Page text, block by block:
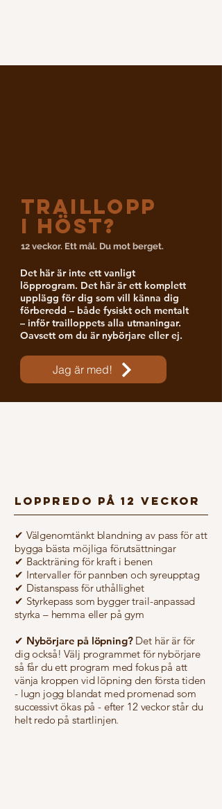
TRAILLOPP
I HÖST?
12 veckor. Ett mål. Du mot berget.
Jag är med!
Det här är inte ett vanligt
löpprogram. Det här är ett komplett
upplägg för dig som vill känna dig
förberedd – både fysiskt och mentalt
– inför trailloppets alla utmaningar.
Oavsett om du är nybörjare eller ej.
LOPPREDO PÅ 12 VECKOR
✔ Välgenomtänkt blandning av pass för att
bygga bästa möjliga förutsättningar
✔ Backträning för kraft i benen
✔ Intervaller för pannben och syreupptag
✔ Distanspass för uthållighet
✔ Styrkepass som bygger trail-anpassad
styrka – hemma eller på gym
✔ Nybörjare på löpning?Det här är för
dig också! Välj programmet för nybörjare
så får du ett program med fokus på att
vänja kroppen vid löpning den första tiden
- lugn jogg blandat med promenad som
successivt ökas på - efter 12 veckor står du
helt redo på startlinjen.